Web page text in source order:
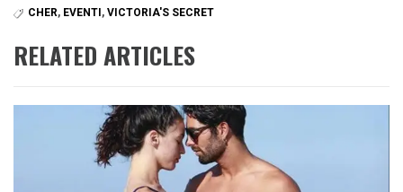
CHER, EVENTI , VICTORIA'S SECRET
RELATED ARTICLES